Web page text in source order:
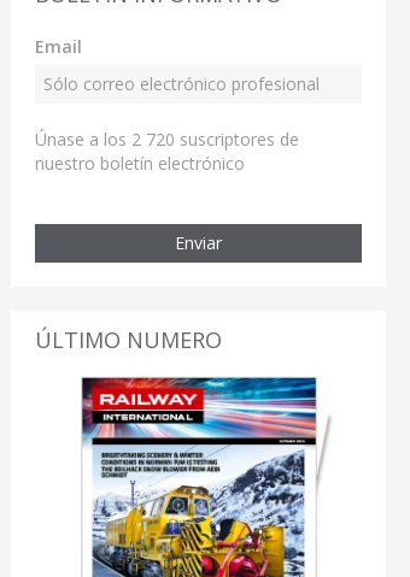
Email
Únase a los 2 720 suscriptores de
nuestro boletín electrónico
Enviar
ÚLTIMO NUMERO